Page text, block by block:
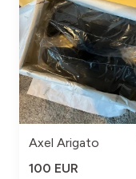
Axel Arigato
100 EUR